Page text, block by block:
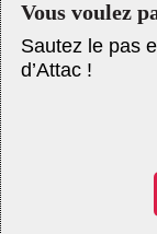
Vous voulez
Sautez le pas
d’Attac !